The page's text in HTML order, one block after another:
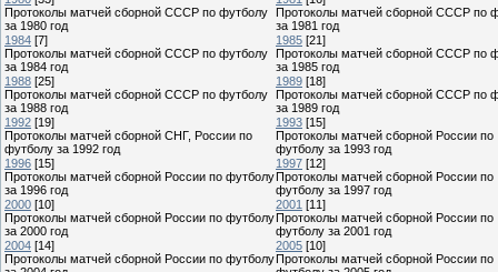
Протоколы матчей сборной СССР по футболу
за 1980 год
Протоколы матчей сборной СССР по
за 1981 год
1984 [7]
Протоколы матчей сборной СССР по футболу
за 1984 год
1985 [21]
Протоколы матчей сборной СССР по
за 1985 год
1988 [25]
Протоколы матчей сборной СССР по футболу
за 1988 год
1989 [18]
Протоколы матчей сборной СССР по
за 1989 год
1992 [19]
Протоколы матчей сборной СНГ, России по
футболу за 1992 год
1993 [15]
Протоколы матчей сборной России по
футболу за 1993 год
1996 [15]
Протоколы матчей сборной России по футболу
за 1996 год
1997 [12]
Протоколы матчей сборной России по
футболу за 1997 год
2000 [10]
Протоколы матчей сборной России по футболу
за 2000 год
2001 [11]
Протоколы матчей сборной России по
футболу за 2001 год
2004 [14]
Протоколы матчей сборной России по футболу
2005 [10]
Протоколы матчей сборной России по